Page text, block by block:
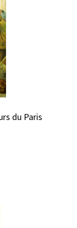
du Paris